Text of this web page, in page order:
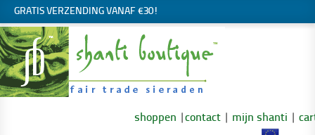
GRATIS VERZENDING VANAF €30!
shoppen contact mijn shanti